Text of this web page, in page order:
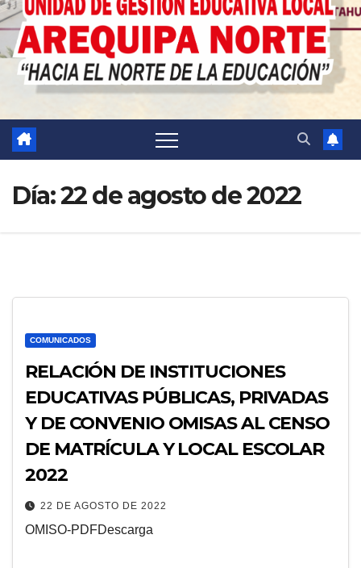
Día:22 de agosto de 2022
COMUNICADOS
RELACIÓN DE INSTITUCIONES
EDUCATIVAS PÚBLICAS, PRIVADAS
Y DE CONVENIO OMISAS AL CENSO
DE MATRÍCULA Y LOCAL ESCOLAR
2022
22 DE AGOSTO DE 2022
OMISO-PDFDescarga